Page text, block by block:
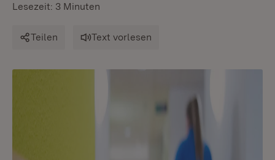
Lesezeit: 3 Minuten
Teilen Text vorlesen